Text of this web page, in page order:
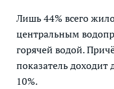
Лишь 44% всего
центральным
горячей водой.
показатель доходит
10%.